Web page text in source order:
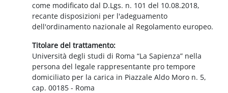
come modificato dal D.Lgs. n. 101 del 10.08.2018,
recante disposizioni per l'adeguamento
dell'ordinamento nazionale al Regolamento europeo.
Titolare del trattamento:
Università degli studi di Roma “La Sapienza” nella
persona del legale rappresentante pro tempore
domiciliato per la carica in Piazzale Aldo Moro n. 5,
cap. 00185 - Roma